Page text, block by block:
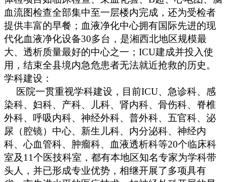
血流图检查全部集中至一层楼内完成，还为受检者
提供丰富的早餐；血液净化中心拥有国际先进的现
代化血液净化设备30多台，是湘西北地区规模最
大、透析质量最好的中心之一；ICU建成并投入使
用，结束全县境内急危患者无法就近抢救的历史。
学科建设：
医院一贯重视学科建设，目前ICU、急诊科、感
染科、妇科、产科、儿科、肾内科、骨伤科、脊椎
外科、呼吸内科、神经外科、普外科、五官科、泌
尿（腔镜）中心、新生儿科、内分泌科、神经内
科、心血管科、肿瘤科、血液透析科等20个临床科
室及11个医技科室，都有本地区知名专家为学科带
头人，并已形成专业优势，相继开展了多项具有